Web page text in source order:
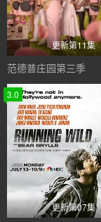
更新第11集
范德普庄园第三季
3.0
更新第07集